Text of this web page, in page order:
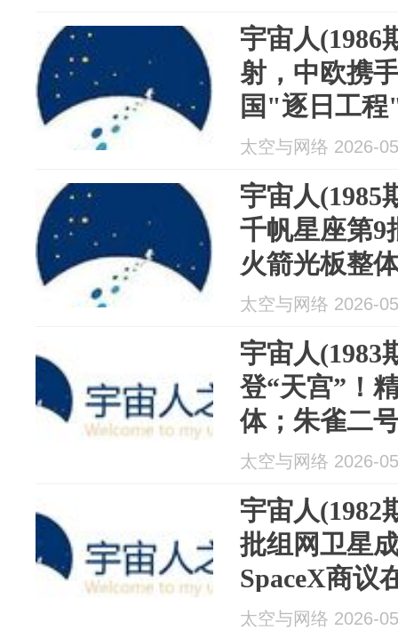
阵容曝光
宇宙人(1986
射，中欧携
国"逐日工
线传能；铱
布局天基
太空与网络 2026-
宇宙人(1985
千帆星座第9
火箭光板整
线；星舰V3
登月计划与
太空与网络 2026-
宇宙人(1983
登“天宫”！
体；朱雀二
箭发射成功
尔新卫星工
太空与网络 2026-
宇宙人(1982
批组网卫星
SpaceX商议
心；AST
太空与网络 2026-